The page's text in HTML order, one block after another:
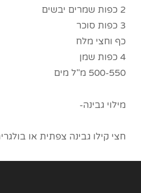
2 כפות שמרים יבשים
3 כפות סוכר
כף וחצי מלח
4 כפות שמן
500-550 מ"ל מים
מילוי גבינה-
חצי קילו גבינה צפתית או